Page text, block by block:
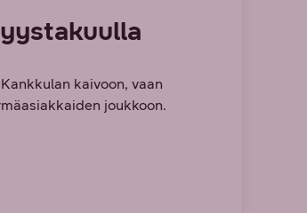
kaivoon, vaan
joukkoon.